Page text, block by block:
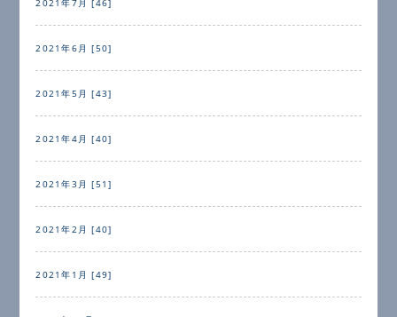
2021年6月 [50]
2021年5月 [43]
2021年4月 [40]
2021年3月 [51]
2021年2月 [40]
2021年1月 [49]